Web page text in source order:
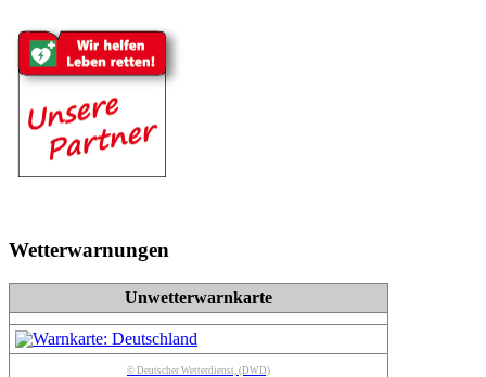
Wetterwarnungen
Unwetterwarnkarte
© Deutscher Wetterdienst, (DWD)